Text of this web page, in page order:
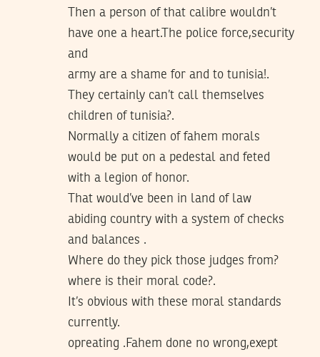
Then a person of that calibre wouldn’t
have one a heart.The police force,security
and
army are a shame for and to tunisia!.
They certainly can’t call themselves
children of tunisia?.
Normally a citizen of fahem morals
would be put on a pedestal and feted
with a legion of honor.
That would’ve been in land of law
abiding country with a system of checks
and balances .
Where do they pick those judges from?
where is their moral code?.
It’s obvious with these moral standards
currently.
opreating .Fahem done no wrong,exept